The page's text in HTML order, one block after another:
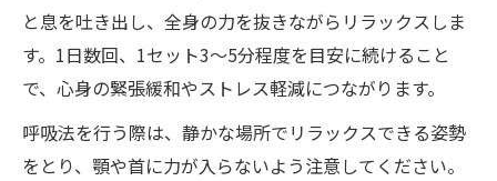
と息を吐き出し、全身の力を抜きながらリラックスしま
す。1日数回、1セット3〜5分程度を目安に続けること
で、心身の緊張緩和やストレス軽減につながります。
呼吸法を行う際は、静かな場所でリラックスできる姿勢
をとり、顎や首に力が入らないよう注意してください。